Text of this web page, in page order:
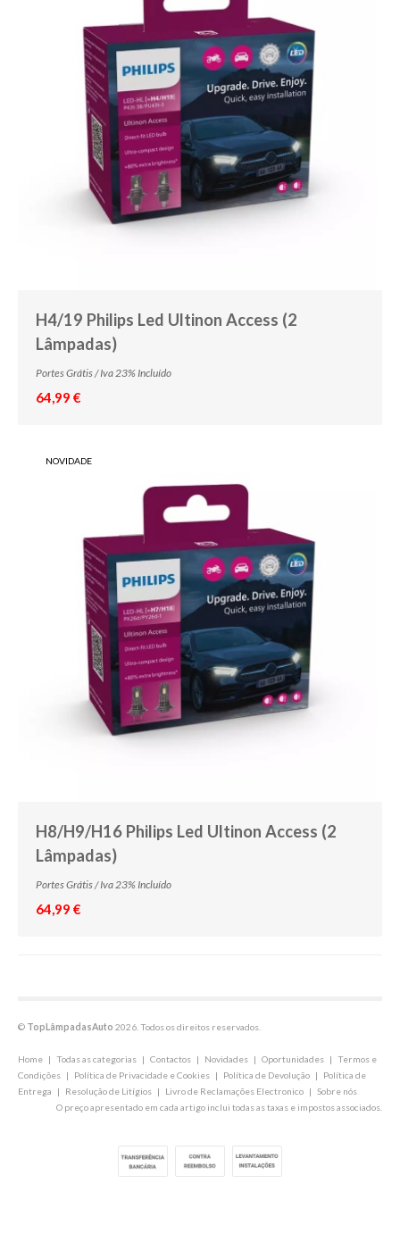
H4/19 Philips Led Ultinon Access (2
Lâmpadas)
Portes Grátis / Iva 23% Incluído
64,99 €
NOVIDADE
H8/H9/H16 Philips Led Ultinon Access (2
Lâmpadas)
Portes Grátis / Iva 23% Incluído
64,99 €
© TopLâmpadasAuto 2026. Todos os direitos reservados.
Home | Todas as categorias | Contactos | Novidades | Oportunidades | Termos e
Condições | Política de Privacidade e Cookies | Política de Devolução | Política de
Entrega | Resolução de Litígios | Livro de Reclamações Electronico | Sobre nós
O preço apresentado em cada artigo inclui todas as taxas e impostos associados.